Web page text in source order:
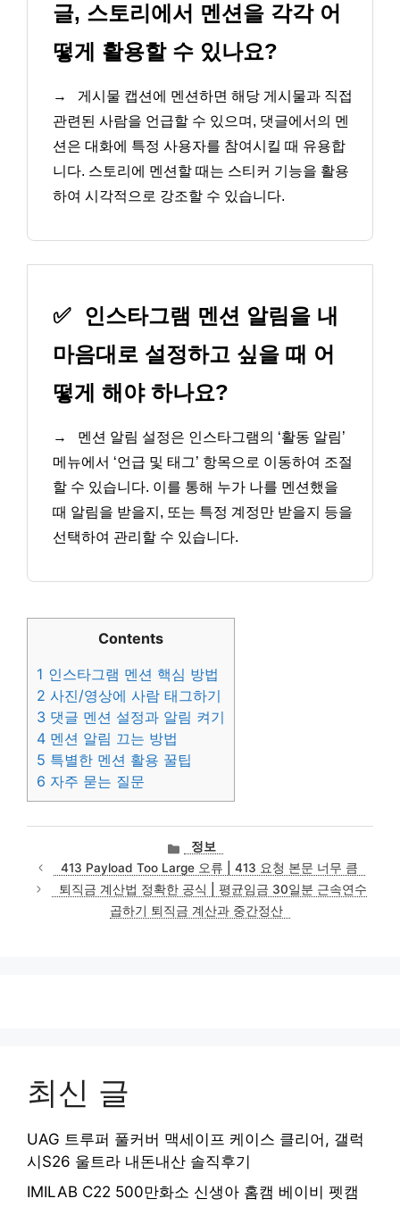
글, 스토리에서 멘션을 각각 어
떻게 활용할 수 있나요?
→
게시물 캡션에 멘션하면 해당 게시물과 직접
관련된 사람을 언급할 수 있으며, 댓글에서의 멘
션은 대화에 특정 사용자를 참여시킬 때 유용합
니다. 스토리에 멘션할 때는 스티커 기능을 활용
하여 시각적으로 강조할 수 있습니다.
✅
인스타그램 멘션 알림을 내
마음대로 설정하고 싶을 때 어
떻게 해야 하나요?
→
멘션 알림 설정은 인스타그램의 ‘활동 알림’
메뉴에서 ‘언급 및 태그’ 항목으로 이동하여 조절
할 수 있습니다. 이를 통해 누가 나를 멘션했을
때 알림을 받을지, 또는 특정 계정만 받을지 등을
선택하여 관리할 수 있습니다.
Contents
1 인스타그램 멘션 핵심 방법
2 사진/영상에 사람 태그하기
3 댓글 멘션 설정과 알림 켜기
4 멘션 알림 끄는 방법
5 특별한 멘션 활용 꿀팁
6 자주 묻는 질문
카
고
리
정보
413 Payload Too Large 오류 | 413 요청 본문 너무 큼
퇴직금 계산법 정확한 공식 | 평균임금 30일분 근속연수
곱하기 퇴직금 계산과 중간정산
최신 글
UAG 트루퍼 풀커버 맥세이프 케이스 클리어, 갤럭
시S26 울트라 내돈내산 솔직후기
IMILAB C22 500만화소 신생아 홈캠 베이비 펫캠